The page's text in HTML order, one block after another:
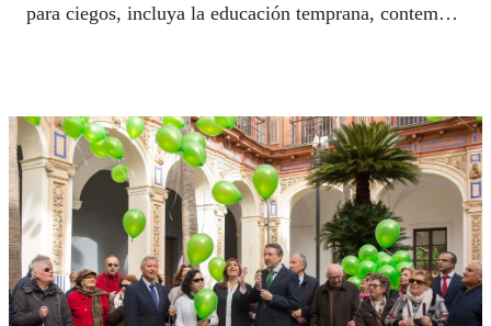
para ciegos, incluya la educación temprana, contemple
según señaló la presidenta del Consejo Territorial de la
ONCE en Andalucía, Ceuta y Melilla, Isabel Viruet,
en su intervención ante la Comisión de Igualdad y
Políticas Sociales de la Cámara andaluza.